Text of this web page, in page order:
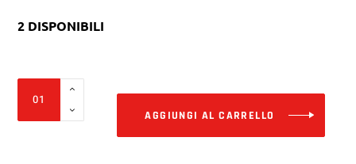
2 DISPONIBILI
aria
AGGIUNGI AL CARRELLO